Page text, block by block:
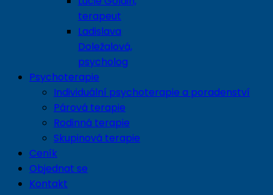
terapeut
Ladislava
Doležalová,
psycholog
Psychoterapie
Individuální psychoterapie a poradenství
Párová terapie
Rodinná terapie
Skupinová terapie
Ceník
Objednat se
Kontakt